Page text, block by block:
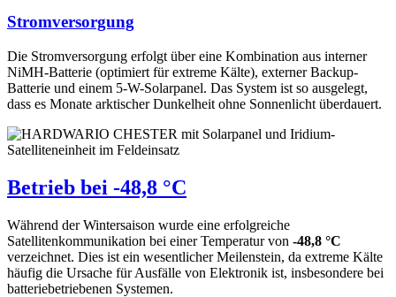
Stromversorgung
Die Stromversorgung erfolgt über eine Kombination aus interner
NiMH-Batterie (optimiert für extreme Kälte), externer Backup-
Batterie und einem 5-W-Solarpanel. Das System ist so ausgelegt,
dass es Monate arktischer Dunkelheit ohne Sonnenlicht überdauert.
Betrieb bei -48,8 °C
Während der Wintersaison wurde eine erfolgreiche
Satellitenkommunikation bei einer Temperatur von -48,8 °C
verzeichnet. Dies ist ein wesentlicher Meilenstein, da extreme Kälte
häufig die Ursache für Ausfälle von Elektronik ist, insbesondere bei
batteriebetriebenen Systemen.